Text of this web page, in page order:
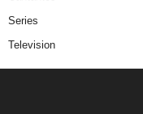
Series
Television